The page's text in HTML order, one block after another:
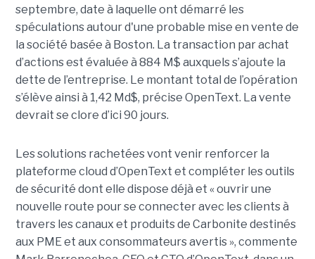
septembre, date à laquelle ont démarré les
spéculations autour d'une probable mise en vente de
la société basée à Boston. La transaction par achat
d’actions est évaluée à 884 M$ auxquels s’ajoute la
dette de l’entreprise. Le montant total de l’opération
s’élève ainsi à 1,42 Md$, précise OpenText. La vente
devrait se clore d’ici 90 jours.
Les solutions rachetées vont venir renforcer la
plateforme cloud d’OpenText et compléter les outils
de sécurité dont elle dispose déjà et « ouvrir une
nouvelle route pour se connecter avec les clients à
travers les canaux et produits de Carbonite destinés
aux PME et aux consommateurs avertis », commente